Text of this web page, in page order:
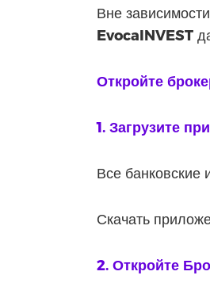
Вне
EvocaINVEST
Откройте
1. Загрузите
Все
Скачать
2. Откройте